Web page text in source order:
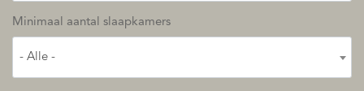
Minimaal aantal slaapkamers
- Alle -